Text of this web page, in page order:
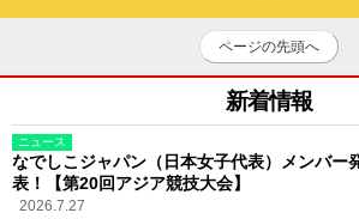
ページの先頭へ
新着情報
ニュース
なでしこジャパン（日本女子代表）メンバー
表！【第20回アジア競技大会】
2026.7.27